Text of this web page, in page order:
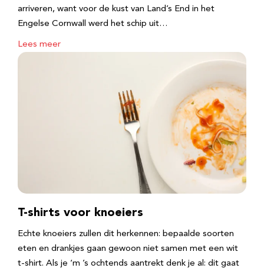
arriveren, want voor de kust van Land’s End in het
Engelse Cornwall werd het schip uit…
Lees meer
T-shirts voor knoeiers
Echte knoeiers zullen dit herkennen: bepaalde soorten
eten en drankjes gaan gewoon niet samen met een wit
t-shirt. Als je ‘m ’s ochtends aantrekt denk je al: dit gaat